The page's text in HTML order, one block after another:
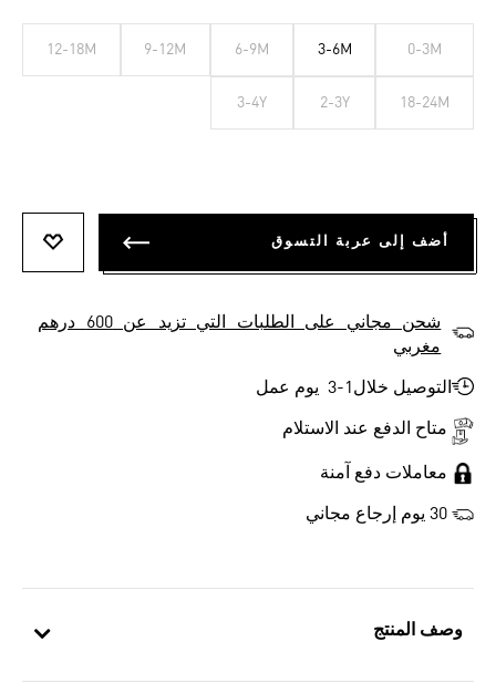
وصف المنتج
0-3M
3-6M
6-9M
9-12M
12-18M
18-24M
2-3Y
3-4Y
أضف إلى عربة التسوق
شحن مجاني على الطلبات التي تزيد عن 600 درهم
مغربي
التوصيل خلال1-3 يوم عمل
متاح الدفع عند الاستلام
معاملات دفع آمنة